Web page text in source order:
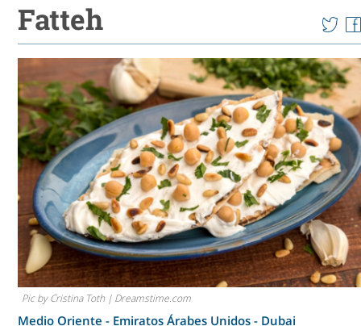
Fatteh
Pic by Cristina Toth | Dreamstime.com
Medio Oriente - Emiratos Árabes Unidos - Dubai